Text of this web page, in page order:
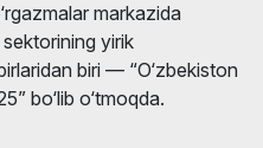
markazida
yirik
biri — “O‘zbekiston
bo‘lib o‘tmoqda.